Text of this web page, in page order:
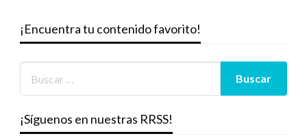
¡Encuentra tu contenido favorito!
¡Síguenos en nuestras RRSS!